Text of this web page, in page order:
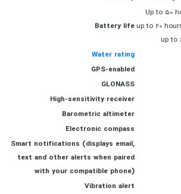
Battery life
Up to 50
up to 20
up to
Water rating
GPS-enabled
GLONASS
High-sensitivity receiver
Barometric altimeter
Electronic compass
Smart notifications (displays email,
text and other alerts when paired
with your compatible phone)
Vibration alert